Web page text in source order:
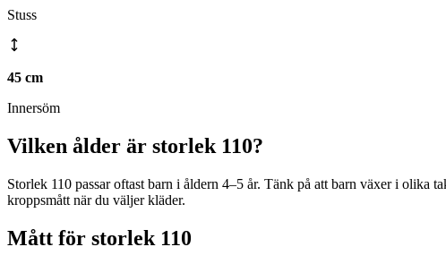
Stuss
45 cm
Innersöm
Vilken ålder är storlek 110?
Storlek 110 passar oftast barn i åldern 4–5 år. Tänk på att barn växer i
kroppsmått när du väljer kläder.
Mått för storlek 110